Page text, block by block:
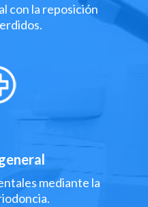
con la reposición
mediante la